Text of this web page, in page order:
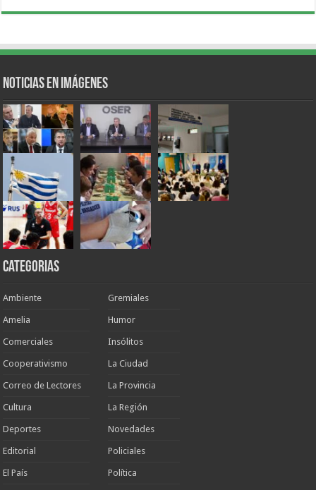
Noticias en Imágenes
Categorias
Ambiente
Amelia
Comerciales
Cooperativismo
Correo de Lectores
Cultura
Deportes
Editorial
El País
Gremiales
Humor
Insólitos
La Ciudad
La Provincia
La Región
Novedades
Policiales
Política